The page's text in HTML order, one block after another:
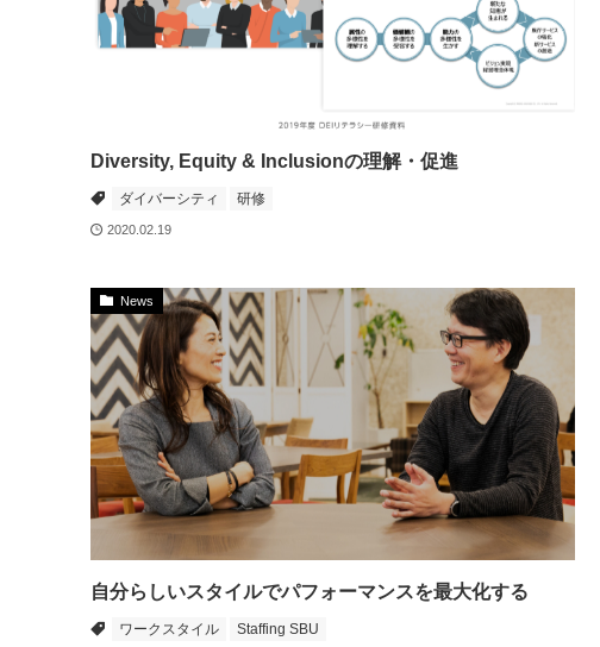
Diversity, Equity & Inclusionの理解・促進
ダイバーシティ 研修
2020.02.19
News
自分らしいスタイルでパフォーマンスを最大化する
ワークスタイル Staffing SBU